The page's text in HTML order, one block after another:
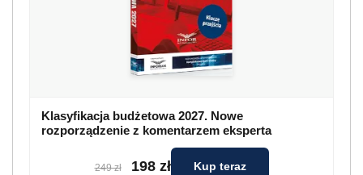
Klasyfikacja budżetowa 2027. Nowe
rozporządzenie z komentarzem eksperta
249 zł 198 zł Kup teraz